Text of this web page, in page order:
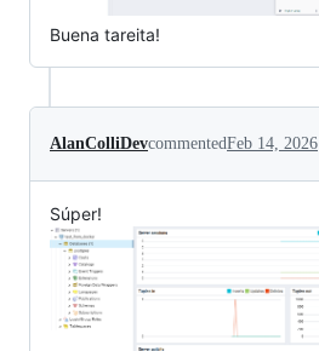
Buena tareita!
AlanColliDevcommentedFeb 14, 2026
Súper!